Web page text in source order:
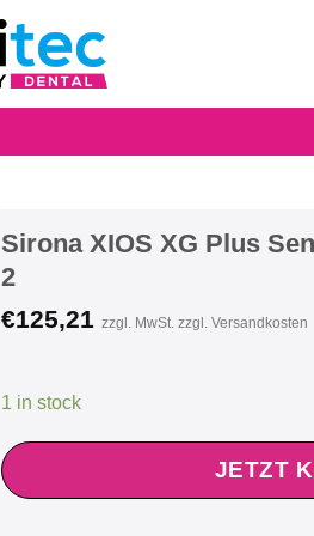
Sirona XIOS XG Plus
2
€125,21 zzgl. MwSt. zzgl. Versandkosten
1 in stock
JETZT